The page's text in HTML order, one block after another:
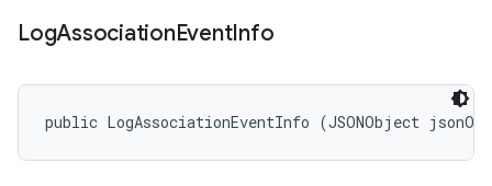
LogAssociationEventInfo
public LogAssociationEventInfo (JSONObject